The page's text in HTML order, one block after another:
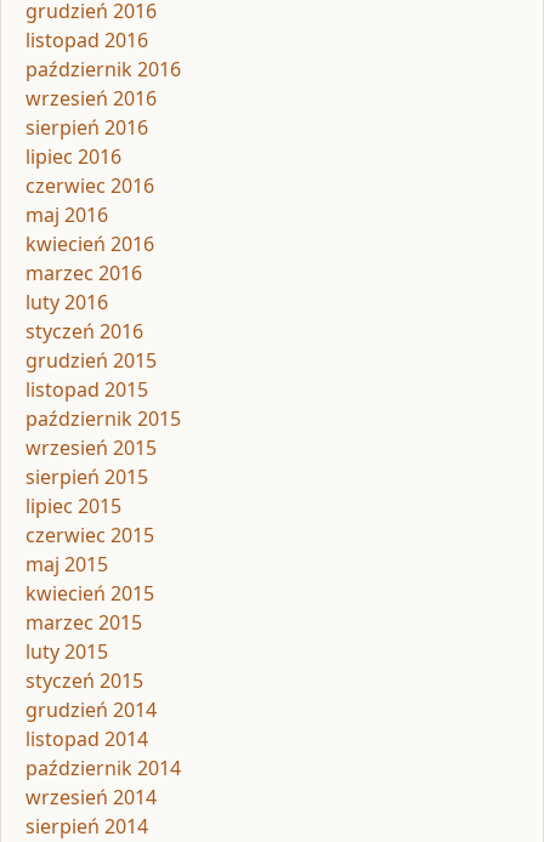
grudzień 2016
listopad 2016
październik 2016
wrzesień 2016
sierpień 2016
lipiec 2016
czerwiec 2016
maj 2016
kwiecień 2016
marzec 2016
luty 2016
styczeń 2016
grudzień 2015
listopad 2015
październik 2015
wrzesień 2015
sierpień 2015
lipiec 2015
czerwiec 2015
maj 2015
kwiecień 2015
marzec 2015
luty 2015
styczeń 2015
grudzień 2014
listopad 2014
październik 2014
wrzesień 2014
sierpień 2014